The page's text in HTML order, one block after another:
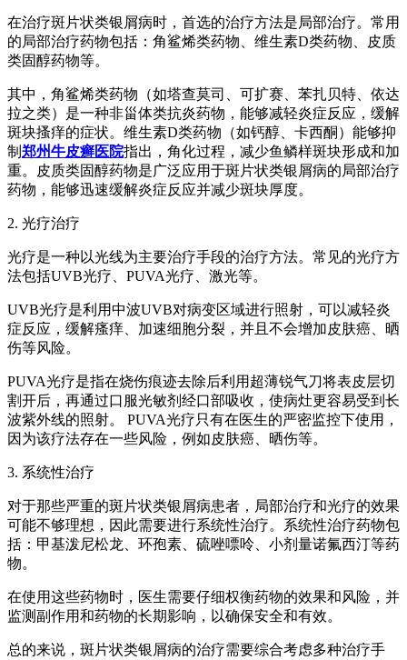
在治疗斑片状类银屑病时，首选的治疗方法是局部治疗。常用
的局部治疗药物包括：角鲨烯类药物、维生素D类药物、皮质
类固醇药物等。
其中，角鲨烯类药物（如塔查莫司、可扩赛、苯扎贝特、依达
拉之类）是一种非甾体类抗炎药物，能够减轻炎症反应，缓解
斑块搔痒的症状。维生素D类药物（如钙醇、卡西酮）能够抑
制 郑州牛皮癣医院指出，角化过程，减少鱼鳞样斑块形成和加
重。皮质类固醇药物是广泛应用于斑片状类银屑病的局部治疗
药物，能够迅速缓解炎症反应并减少斑块厚度。
2. 光疗治疗
光疗是一种以光线为主要治疗手段的治疗方法。常见的光疗方
法包括UVB光疗、PUVA光疗、激光等。
UVB光疗是利用中波UVB对病变区域进行照射，可以减轻炎
症反应，缓解瘙痒、加速细胞分裂，并且不会增加皮肤癌、晒
伤等风险。
PUVA光疗是指在烧伤痕迹去除后利用超薄锐气刀将表皮层切
割开后，再通过口服光敏剂经口部吸收，使病灶更容易受到长
波紫外线的照射。 PUVA光疗只有在医生的严密监控下使用，
因为该疗法存在一些风险，例如皮肤癌、晒伤等。
3. 系统性治疗
对于那些严重的斑片状类银屑病患者，局部治疗和光疗的效果
可能不够理想，因此需要进行系统性治疗。系统性治疗药物包
括：甲基泼尼松龙、环孢素、硫唑嘌呤、小剂量诺氟西汀等药
物。
在使用这些药物时，医生需要仔细权衡药物的效果和风险，并
监测副作用和药物的长期影响，以确保安全和有效。
总的来说，斑片状类银屑病的治疗需要综合考虑多种治疗手